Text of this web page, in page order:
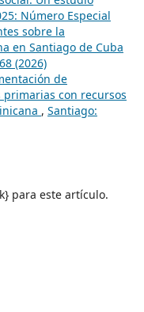
Número Especial
sobre la
en Santiago de Cuba
(2026)
de
primarias con recursos
, Santiago:
para este artículo.